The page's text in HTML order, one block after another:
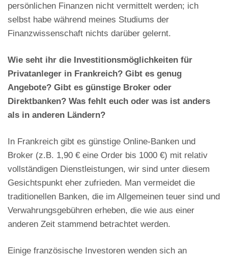
persönlichen Finanzen nicht vermittelt werden; ich
selbst habe während meines Studiums der
Finanzwissenschaft nichts darüber gelernt.
Wie seht ihr die Investitionsmöglichkeiten für
Privatanleger in Frankreich? Gibt es genug
Angebote? Gibt es günstige Broker oder
Direktbanken? Was fehlt euch oder was ist anders
als in anderen Ländern?
In Frankreich gibt es günstige Online-Banken und
Broker (z.B. 1,90 € eine Order bis 1000 €) mit relativ
vollständigen Dienstleistungen, wir sind unter diesem
Gesichtspunkt eher zufrieden. Man vermeidet die
traditionellen Banken, die im Allgemeinen teuer sind und
Verwahrungsgebühren erheben, die wie aus einer
anderen Zeit stammend betrachtet werden.
Einige französische Investoren wenden sich an